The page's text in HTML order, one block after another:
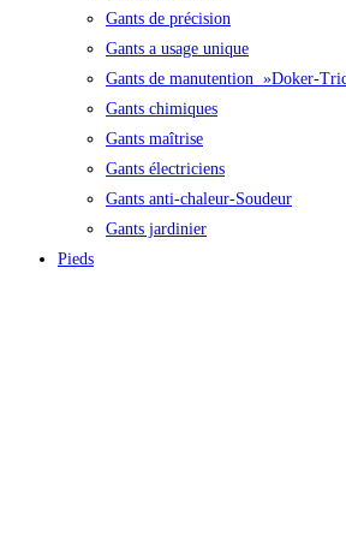
Gants de précision
Gants a usage unique
Gants de manutention »Doker-
Gants chimiques
Gants maîtrise
Gants électriciens
Gants anti-chaleur-Soudeur
Gants jardinier
Pieds